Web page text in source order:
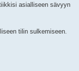
asialliseen sävyyn
tilin sulkemiseen.